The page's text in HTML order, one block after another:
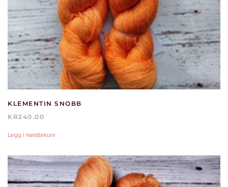
KLEMENTIN SNOBB
KR240.00
Legg i handlekurv